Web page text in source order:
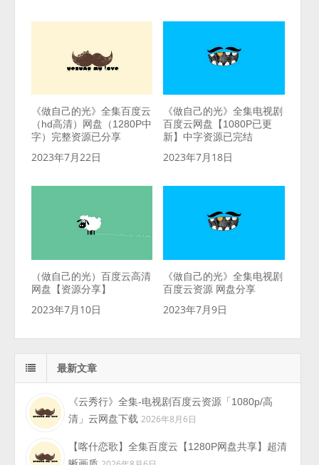
《做自己的光》全集百度云
（hd高清）网盘（1280P中
字）完整资源已分享
2023年7月22日
《做自己的光》全集电视剧
百度云网盘【1080P已更
新】中字资源已完结
2023年7月18日
（做自己的光）百度云高清
网盘【资源分享】
2023年7月10日
《做自己的光》全集电视剧
百度云资源 网盘分享
2023年7月9日
最新文章
《云秀行》全集-电视剧百度云资源「1080p/高
清」云网盘下载 2026年8月6日
【喀什恋歌】全集百度云【1280P网盘共享】超清